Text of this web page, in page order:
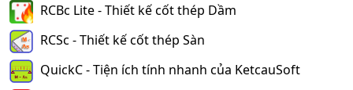
RCBc Lite - Thiết kế cốt thép Dầm
RCSc - Thiết kế cốt thép Sàn
QuickC - Tiện ích tính nhanh của KetcauSoft